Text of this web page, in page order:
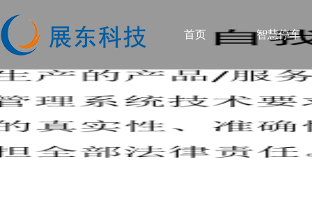
首页 智慧停车